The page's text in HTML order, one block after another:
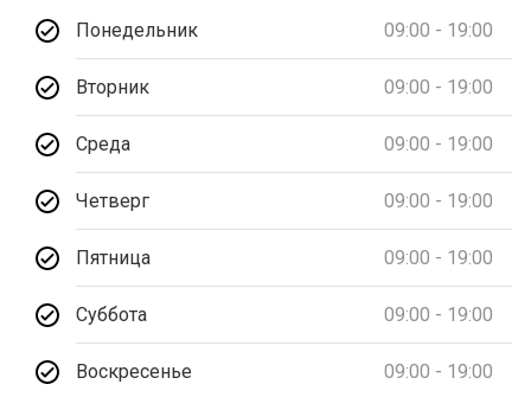
Понедельник 09:00 - 19:00
Вторник 09:00 - 19:00
Среда 09:00 - 19:00
Четверг 09:00 - 19:00
Пятница 09:00 - 19:00
Суббота 09:00 - 19:00
Воскресенье 09:00 - 19:00